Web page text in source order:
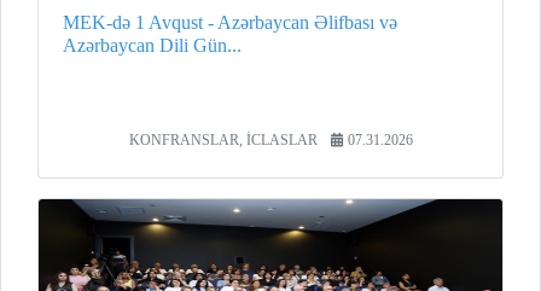
MEK-də 1 Avqust - Azərbaycan Əlifbası və
Azərbaycan Dili Gün...
KONFRANSLAR, İCLASLAR 07.31.2026